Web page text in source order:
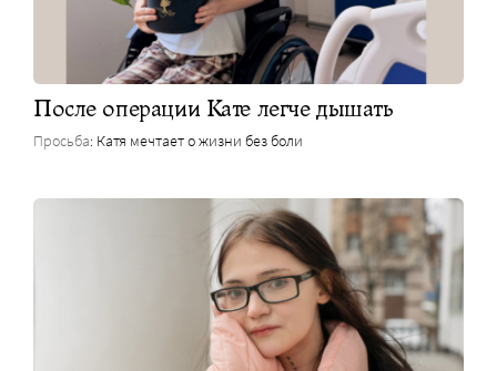
После операции Кате легче дышать
Просьба: Катя мечтает о жизни без боли